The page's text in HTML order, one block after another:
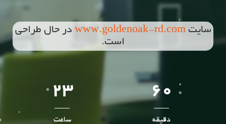
سایتwww.goldenoak-rd.com در حال طراحی
است.
23
ساعت
60
دقیقه